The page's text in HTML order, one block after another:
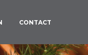
CONTACT